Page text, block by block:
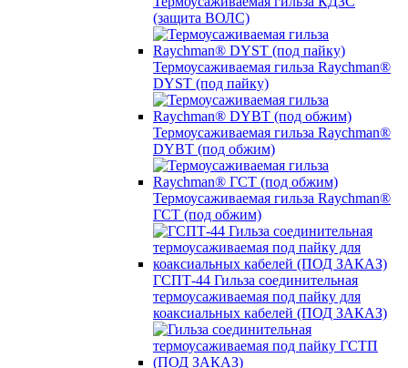
(защита ВОЛС)
Термоусаживаемая гильза Raychman®
DYST (под пайку)
Термоусаживаемая гильза Raychman®
DYBT (под обжим)
Термоусаживаемая гильза Raychman®
ГСТ (под обжим)
ГСПТ-44 Гильза соединительная
термоусаживаемая под пайку для
коаксиальных кабелей (ПОД ЗАКАЗ)